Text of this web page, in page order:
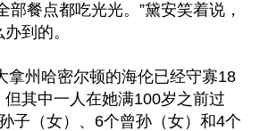
部餐点都吃光光。”黛安笑着说，
到的。
拿州哈密尔顿的海伦已经守寡18
其中一人在她满100岁之前过
子（女）、6个曾孙（女）和4个